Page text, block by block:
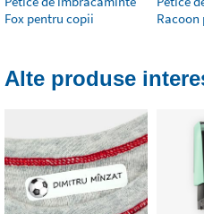
Fox pentru copii
Alte produse